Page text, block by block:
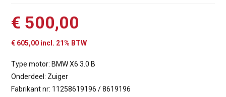
€ 500,00
€ 605,00 incl. 21% BTW
Type motor: BMW X6 3.0 B
Onderdeel: Zuiger
Fabrikant nr: 11258619196 / 8619196